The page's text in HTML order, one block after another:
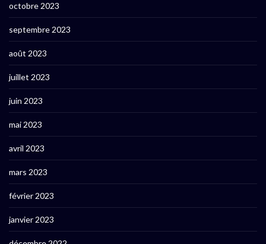
octobre 2023
septembre 2023
août 2023
juillet 2023
juin 2023
mai 2023
avril 2023
mars 2023
février 2023
janvier 2023